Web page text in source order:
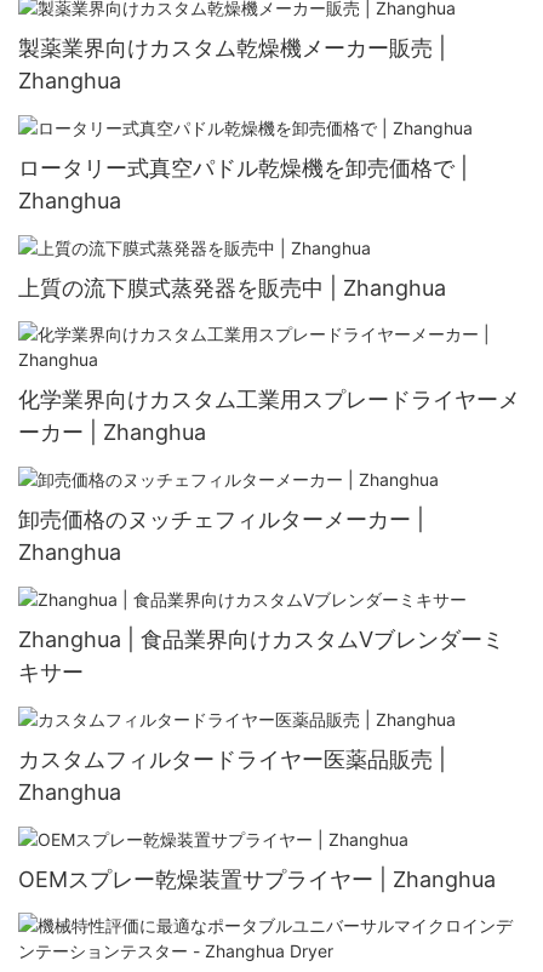
製薬業界向けカスタム乾燥機メーカー販売 |
Zhanghua
ロータリー式真空パドル乾燥機を卸売価格で |
Zhanghua
上質の流下膜式蒸発器を販売中 | Zhanghua
化学業界向けカスタム工業用スプレードライヤーメ
ーカー | Zhanghua
卸売価格のヌッチェフィルターメーカー |
Zhanghua
Zhanghua | 食品業界向けカスタムVブレンダーミ
キサー
カスタムフィルタードライヤー医薬品販売 |
Zhanghua
OEMスプレー乾燥装置サプライヤー | Zhanghua